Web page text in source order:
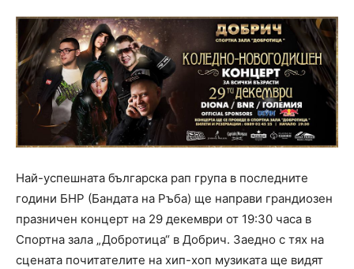
Най-успешната българска рап група в последните
години БНР (Бандата на Ръба) ще направи грандиозен
празничен концерт на 29 декември от 19:30 часа в
Спортна зала „Добротица“ в Добрич. Заедно с тях на
сцената почитателите на хип-хоп музиката ще видят